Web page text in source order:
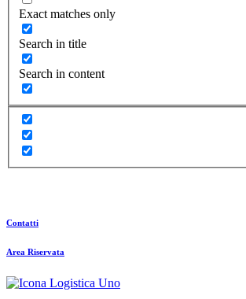
Exact matches only
Search in title
Search in content
Contatti
Area Riservata